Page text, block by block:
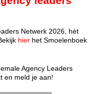
Netwerk 2026, hèt
hier het Smoelenboek
Agency Leaders
en meld je aan!